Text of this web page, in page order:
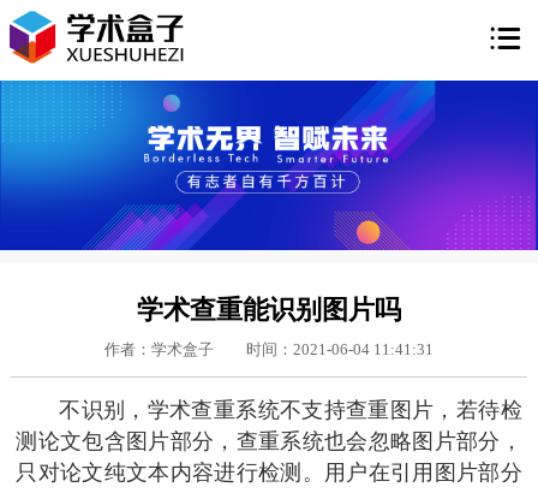

学术查重能识别图片吗
作者：学术盒子 时间：2021-06-04 11:41:31
不识别，学术查重系统不支持查重图片，若待检
测论文包含图片部分，查重系统也会忽略图片部分，
只对论文纯文本内容进行检测。用户在引用图片部分